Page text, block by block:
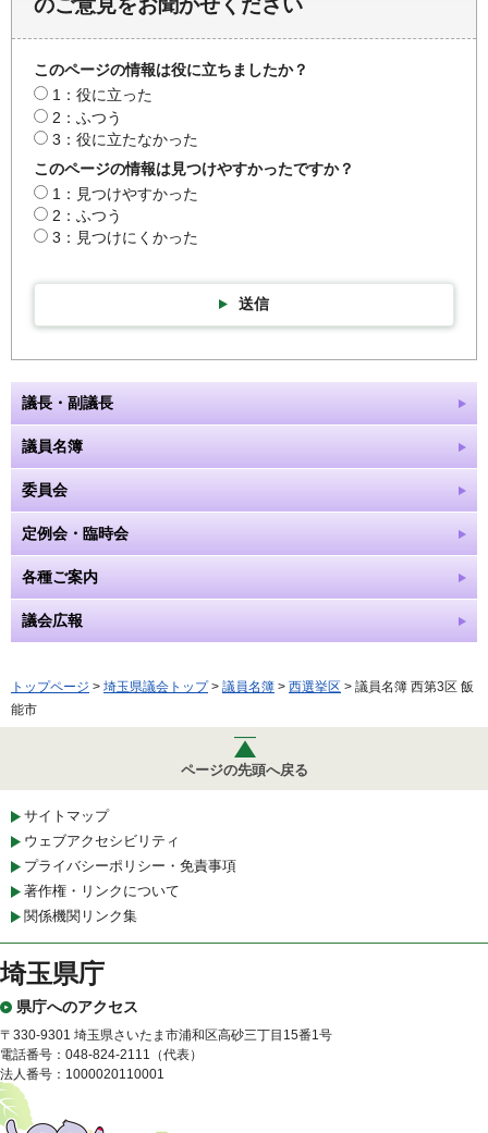
のご意見をお聞かせください
このページの情報は役に立ちましたか？
1：役に立った
2：ふつう
3：役に立たなかった
このページの情報は見つけやすかったですか？
1：見つけやすかった
2：ふつう
3：見つけにくかった
送信
議長・副議長
議員名簿
委員会
定例会・臨時会
各種ご案内
議会広報
トップページ > 埼玉県議会トップ> 議員名簿 > 西選挙区 > 議員名簿 西第3区 飯
能市
ページの先頭へ戻る
サイトマップ
ウェブアクセシビリティ
プライバシーポリシー・免責事項
著作権・リンクについて
関係機関リンク集
埼玉県庁
県庁へのアクセス
〒330-9301 埼玉県さいたま市浦和区高砂三丁目15番1号
電話番号：048-824-2111（代表）
法人番号：1000020110001